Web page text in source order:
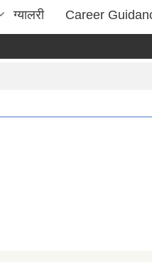
ग्यालरी Career